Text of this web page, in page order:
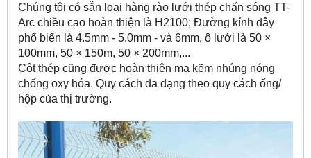
Chúng tôi có sẵn loại hàng rào lưới thép chấn sóng TT-
Arc chiều cao hoàn thiện là H2100; Đường kính dây
phổ biến là 4.5mm - 5.0mm - và 6mm, ô lưới là 50 ×
100mm, 50 × 150m, 50 × 200mm,...
Cột thép cũng được hoàn thiện mạ kẽm nhúng nóng
chống oxy hóa. Quy cách đa dạng theo quy cách ống/
hộp của thị trường.